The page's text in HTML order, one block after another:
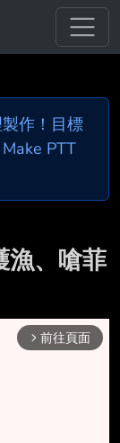
作！目標
PTT
漁、嗆菲
arrow_forward_ios 前往頁面